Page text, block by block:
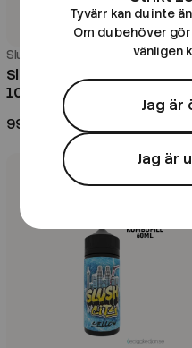
Slush City
Slush City | Orange Slush |
100ml Shortfill
99 kr
Tyvärr kan du inte
Om du behöver
vänligen
Jag är
Jag är